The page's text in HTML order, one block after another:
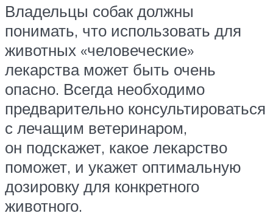
Владельцы собак должны
понимать, что использовать для
животных «человеческие»
лекарства может быть очень
опасно. Всегда необходимо
предварительно консультироваться
с лечащим ветеринаром,
он подскажет, какое лекарство
поможет, и укажет оптимальную
дозировку для конкретного
животного.